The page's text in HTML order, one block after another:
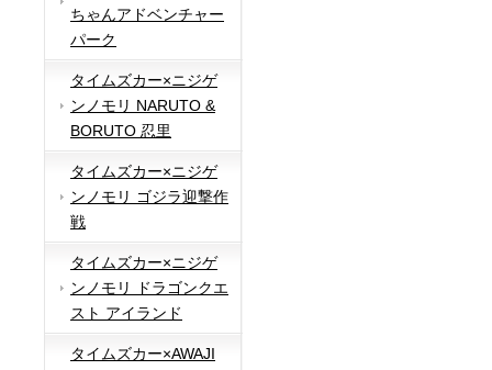
ちゃんアドベンチャー
パーク
タイムズカー×ニジゲ
ンノモリ NARUTO &
BORUTO 忍里
タイムズカー×ニジゲ
ンノモリ ゴジラ迎撃作
戦
タイムズカー×ニジゲ
ンノモリ ドラゴンクエ
スト アイランド
タイムズカー×AWAJI